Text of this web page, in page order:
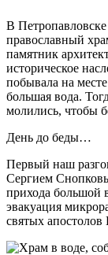
В
православный
памятник
историческое
побывала на
большая вода.
молились, чтобы
День до беды…
Первый наш
Сергием
прихода большой
эвакуация
святых